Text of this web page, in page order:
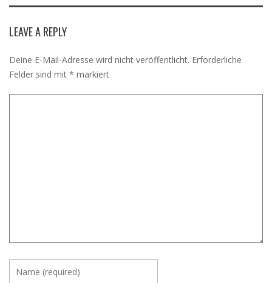
LEAVE A REPLY
Deine E-Mail-Adresse wird nicht veröffentlicht. Erforderliche
Felder sind mit * markiert